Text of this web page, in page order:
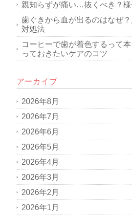
親知らずが痛い…抜くべき？様
歯ぐきから血が出るのはなぜ
対処法
コーヒーで歯が着色するって
っておきたいケアのコツ
アーカイブ
2026年8月
2026年7月
2026年6月
2026年5月
2026年4月
2026年3月
2026年2月
2026年1月